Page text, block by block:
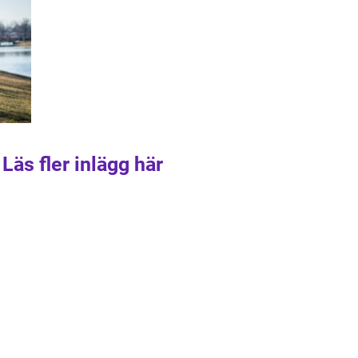
Läs fler inlägg här